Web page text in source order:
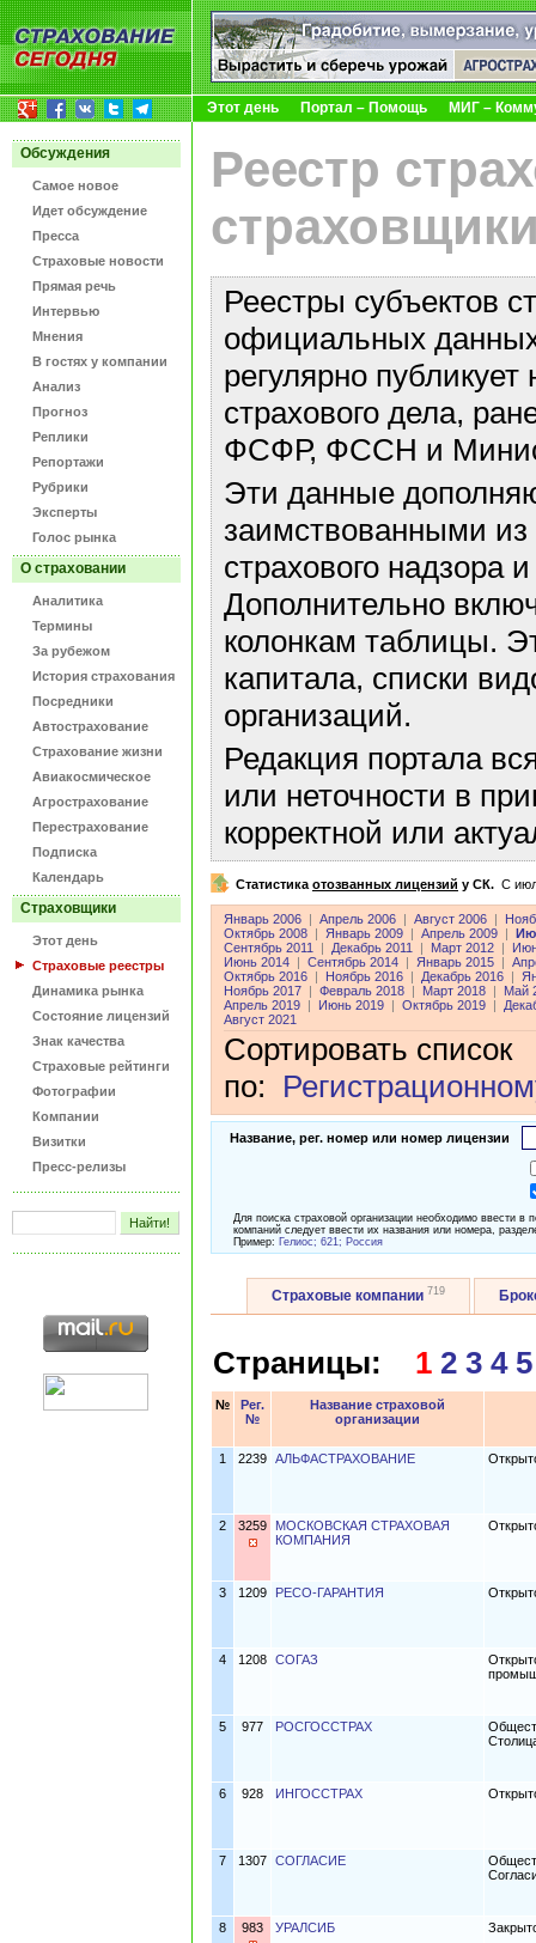
Этот день Портал – Помощь МИГ –
Обсуждения
Самое новое
Идет обсуждение
Пресса
Страховые новости
Прямая речь
Интервью
Мнения
В гостях у компании
Анализ
Прогноз
Реплики
Репортажи
Рубрики
Эксперты
Голос рынка
О страховании
Аналитика
Термины
За рубежом
История страхования
Посредники
Автострахование
Страхование жизни
Авиакосмическое
Агрострахование
Перестрахование
Подписка
Календарь
Страховщики
Этот день
Страховые реестры
Динамика рынка
Состояние лицензий
Знак качества
Страховые рейтинги
Фотографии
Компании
Визитки
Пресс-релизы
Реестр
Реестры субъектов
официальных данных
регулярно
страхового дела,
ФСФР, ФССН и
Эти данные
заимствованными
страхового надзора
Дополнительно
колонкам таблицы.
капитала, списки
организаций.
Редакция портала
или неточности в
корректной или
Статистика отозванных лицензий у СК. C
Январь 2006 Апрель 2006 Август 2006
Октябрь 2008
Январь 2009 Апрель 2009
Сентябрь 2011
Декабрь 2011 Март 2012
Июнь 2014
Сентябрь 2014 Январь 2015
Октябрь 2016
Ноябрь 2016 Декабрь 2016
Ноябрь 2017
Февраль 2018 Март 2018
Май
Апрель 2019
Июнь 2019 Октябрь 2019
Август 2021
Сортировать список
по:
Название, рег. номер или номер лицензии
Для поиска страховой организации необходимо ввести
компаний следует ввести их названия или номера,
Пример: Гелиос; 621; Россия
Страховые компании 719
Страницы: 1 2 3 4 5
№
Рег.
№
Название страховой
организации
1 2239 АЛЬФАСТРАХОВАНИЕ
2 3259
МОСКОВСКАЯ СТРАХОВАЯ
КОМПАНИЯ
3 1209 РЕСО-ГАРАНТИЯ
4 1208 СОГАЗ
5 977 РОСГОССТРАХ
6 928 ИНГОССТРАХ
7 1307 СОГЛАСИЕ
8 983 УРАЛСИБ